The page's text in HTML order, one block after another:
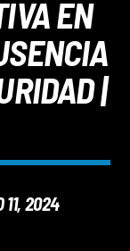
EN
|
11, 2024